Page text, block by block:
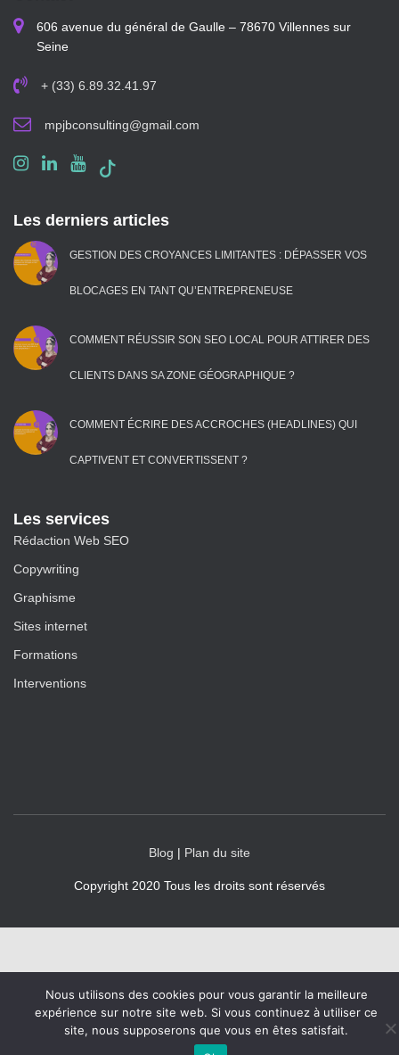
606 avenue du général de Gaulle – 78670 Villennes sur
Seine
+ (33) 6.89.32.41.97
mpjbconsulting@gmail.com
Les derniers articles
GESTION DES CROYANCES LIMITANTES : DÉPASSER VOS
BLOCAGES EN TANT QU’ENTREPRENEUSE
COMMENT RÉUSSIR SON SEO LOCAL POUR ATTIRER DES
CLIENTS DANS SA ZONE GÉOGRAPHIQUE ?
COMMENT ÉCRIRE DES ACCROCHES (HEADLINES) QUI
CAPTIVENT ET CONVERTISSENT ?
Les services
Rédaction Web SEO
Copywriting
Graphisme
Sites internet
Formations
Interventions
Blog | Plan du site
Copyright 2020 Tous les droits sont réservés
Nous utilisons des cookies pour vous garantir la meilleure
expérience sur notre site web. Si vous continuez à utiliser ce
site, nous supposerons que vous en êtes satisfait.